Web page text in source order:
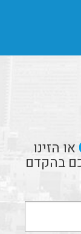
או הזינו
בהקדם